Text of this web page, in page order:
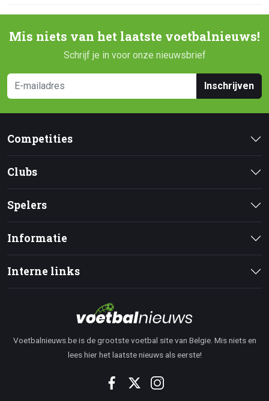
Mis niets van het laatste voetbalnieuws!
Schrijf je in voor onze nieuwsbrief
Inschrijven
Competities
Clubs
Spelers
Informatie
Interne links
Voetbalnieuws.be is de grootste voetbal site van Belgie. Mis niets en
lees hier het laatste nieuws als eerste!